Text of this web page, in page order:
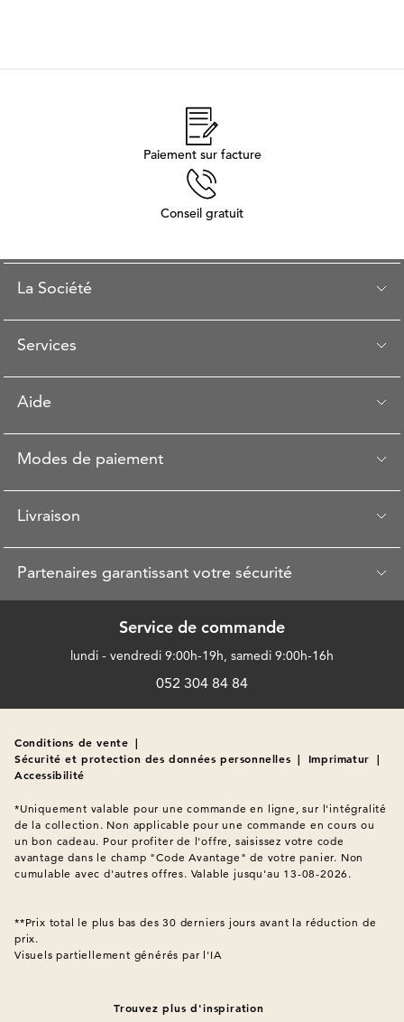
Paiement sur facture
Conseil gratuit
La Société
Services
Aide
Modes de paiement
Livraison
Partenaires garantissant votre sécurité
Service de commande
lundi - vendredi 9:00h-19h, samedi 9:00h-16h
052 304 84 84
Conditions de vente |
Sécurité et protection des données personnelles | Imprimatur |
Accessibilité
*Uniquement valable pour une commande en ligne, sur l'intégralité
de la collection. Non applicable pour une commande en cours ou
un bon cadeau. Pour profiter de l'offre, saisissez votre code
avantage dans le champ "Code Avantage" de votre panier. Non
cumulable avec d'autres offres. Valable jusqu'au 13-08-2026.
**Prix total le plus bas des 30 derniers jours avant la réduction de
Visuels partiellement générés par l'IA
Trouvez plus d'inspiration